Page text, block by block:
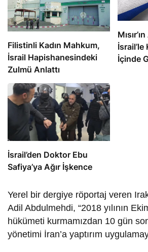
Filistinli Kadın Mahkum,
İsrail Hapishanesindeki
Zulmü Anlattı
İçinde
İsrail’den Doktor Ebu
Safiya’ya Ağır İşkence
Yerel bir dergiye röportaj veren
Adil Abdulmehdi, “2018 yılının
hükümeti kurmamızdan 10 gün
yönetimi İran’a yaptırım